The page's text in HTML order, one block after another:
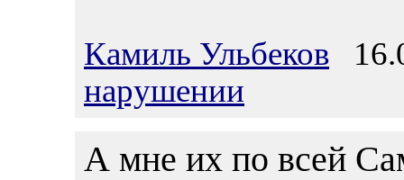
Камиль Ульбеков
нарушении
А мне их по всей